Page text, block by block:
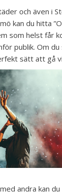
och även i
kan du hitta
som helst får
publik. Om
sätt att gå
andra kan